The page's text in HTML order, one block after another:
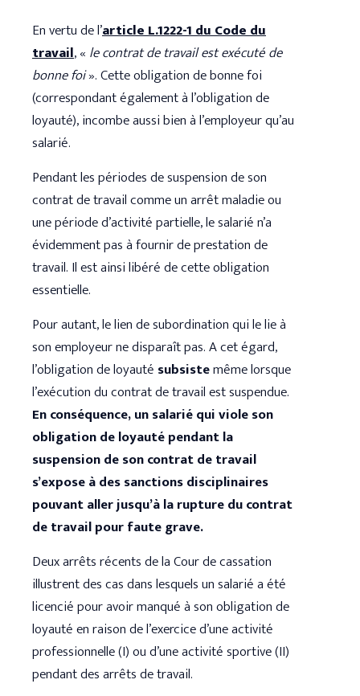
En vertu de l’article L.1222-1 du Code du
travail, « le contrat de travail est exécuté de
bonne foi». Cette obligation de bonne foi
(correspondant également à l’obligation de
loyauté), incombe aussi bien à l’employeur qu’au
salarié.
Pendant les périodes de suspension de son
contrat de travail comme un arrêt maladie ou
une période d’activité partielle, le salarié n’a
évidemment pas à fournir de prestation de
travail. Il est ainsi libéré de cette obligation
essentielle.
Pour autant, le lien de subordination qui le lie à
son employeur ne disparaît pas. A cet égard,
l’obligation de loyauté subsistemême lorsque
l’exécution du contrat de travail est suspendue.
En conséquence, un salarié qui viole son
obligation de loyauté pendant la
suspension de son contrat de travail
s’expose à des sanctions disciplinaires
pouvant aller jusqu’à la rupture du contrat
de travail pour faute grave.
Deux arrêts récents de la Cour de cassation
illustrent des cas dans lesquels un salarié a été
licencié pour avoir manqué à son obligation de
loyauté en raison de l’exercice d’une activité
professionnelle (I) ou d’une activité sportive (II)
pendant des arrêts de travail.